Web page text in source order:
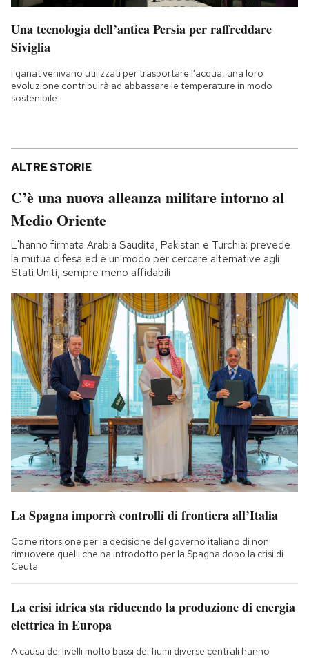
Una tecnologia dell’antica Persia per raffreddare
Siviglia
I qanat venivano utilizzati per trasportare l'acqua, una loro
evoluzione contribuirà ad abbassare le temperature in modo
sostenibile
ALTRE STORIE
C’è una nuova alleanza militare intorno al
Medio Oriente
L'hanno firmata Arabia Saudita, Pakistan e Turchia: prevede
la mutua difesa ed è un modo per cercare alternative agli
Stati Uniti, sempre meno affidabili
La Spagna imporrà controlli di frontiera all’Italia
Come ritorsione per la decisione del governo italiano di non
rimuovere quelli che ha introdotto per la Spagna dopo la crisi di
Ceuta
La crisi idrica sta riducendo la produzione di energia
elettrica in Europa
A causa dei livelli molto bassi dei fiumi diverse centrali hanno